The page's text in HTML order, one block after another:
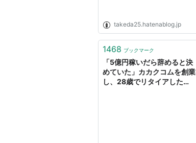
takeda25.hatenablog.jp
1468 ブックマーク
「5億円稼いだら辞めると決
めていた」カカクコムを創業
し、28歳でリタイアした男